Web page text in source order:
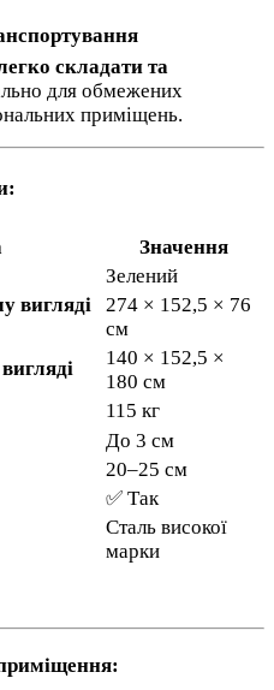
складати та
для обмежених
приміщень.
Значення
Зелений
вигляді
274 × 152,5 × 76
см
140 × 152,5 ×
180 см
115 кг
До 3 см
20–25 см
✅ Так
Сталь високої
марки